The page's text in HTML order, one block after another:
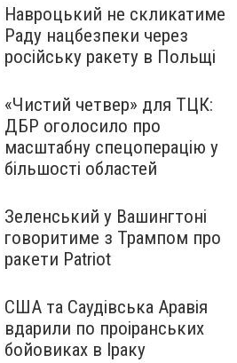
Навроцький не скликатиме
Раду нацбезпеки через
російську ракету в Польщі
«Чистий четвер» для ТЦК:
ДБР оголосило про
масштабну спецоперацію у
більшості областей
Зеленський у Вашингтоні
говоритиме з Трампом про
ракети Patriot
США та Саудівська Аравія
вдарили по проіранських
бойовиках в Іраку